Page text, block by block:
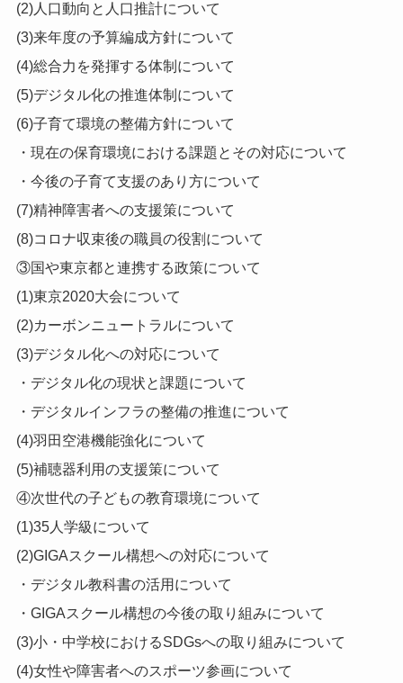
(2)人口動向と人口推計について
(3)来年度の予算編成方針について
(4)総合力を発揮する体制について
(5)デジタル化の推進体制について
(6)子育て環境の整備方針について
・現在の保育環境における課題とその対応について
・今後の子育て支援のあり方について
(7)精神障害者への支援策について
(8)コロナ収束後の職員の役割について
③国や東京都と連携する政策について
(1)東京2020大会について
(2)カーボンニュートラルについて
(3)デジタル化への対応について
・デジタル化の現状と課題について
・デジタルインフラの整備の推進について
(4)羽田空港機能強化について
(5)補聴器利用の支援策について
④次世代の子どもの教育環境について
(1)35人学級について
(2)GIGAスクール構想への対応について
・デジタル教科書の活用について
・GIGAスクール構想の今後の取り組みについて
(3)小・中学校におけるSDGsへの取り組みについて
(4)女性や障害者へのスポーツ参画について